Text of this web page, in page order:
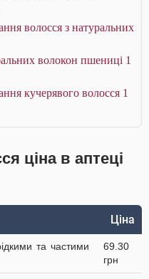
волосся з натуральних
волокон пшениці 1
кучерявого волосся 1
ціна в аптеці
Ціна
та частими
69.30
грн